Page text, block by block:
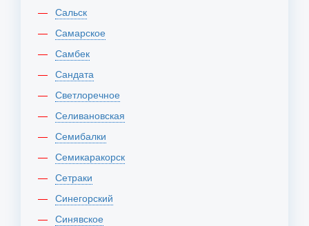
Сальск
Самарское
Самбек
Сандата
Светлоречное
Селивановская
Семибалки
Семикаракорск
Сетраки
Синегорский
Синявское